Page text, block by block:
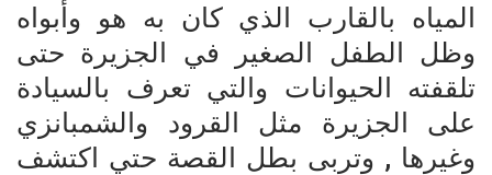
المياه بالقارب الذي كان به هو وأبواه
وظل الطفل الصغير في الجزيرة حتى
تلقفته الحيوانات والتي تعرف بالسيادة
على الجزيرة مثل القرود والشمبانزي
وغيرها , وتربى بطل القصة حتي اكتشف